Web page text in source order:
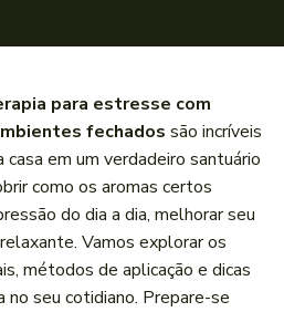
para estresse com
fechados são incríveis
em um verdadeiro santuário
como os aromas certos
do dia a dia, melhorar seu
Vamos explorar os
métodos de aplicação e dicas
no seu cotidiano. Prepare-se